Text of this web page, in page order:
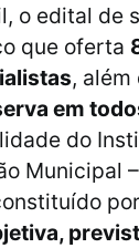
o edital de
que oferta
, além
em
do
Municipal